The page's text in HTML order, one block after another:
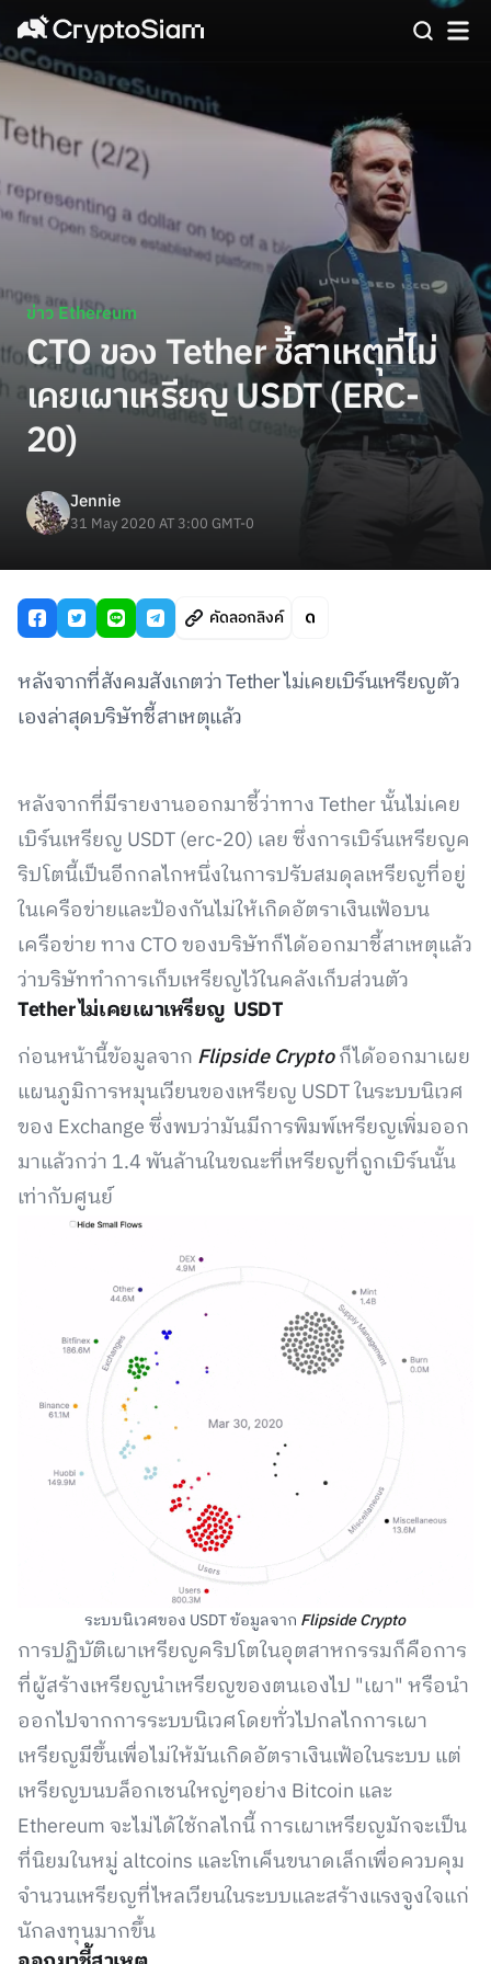
ข่าว Ethereum
CTO ของ Tether ชี้สาเหตุที่ไม่
เคยเผาเหรียญ​ USDT (ERC-
20)
Jennie
31 May 2020 AT 3:00 GMT-0
คัดลอกลิงค์
หลังจากที่สังคมสังเกตว่า Tether ไม่เคยเบิร์นเหรียญตัว
เองล่าสุดบริษัทชี้สาเหตุแล้ว
หลังจากที่มีรายงานออกมาชี้ว่าทาง Tether นั้นไม่เคย
เบิร์นเหรียญ USDT (erc-20) เลย ซึ่งการเบิร์นเหรียญค
ริปโตนี้เป็นอีกกลไกหนึ่งในการปรับสมดุลเหรียญที่อยู่
ในเครือข่ายและป้องกันไม่ให้เกิดอัตราเงินเฟ้อบน
เครือข่าย ทาง CTO ของบริษัทก็ได้ออกมาชี้สาเหตุแล้ว
ว่าบริษัททำการเก็บเหรียญไว้ในคลังเก็บส่วนตัว
Tether ไม่เคยเผาเหรียญ USDT
ก่อนหน้านี้ข้อมูลจาก Flipside Cryptoก็ได้ออกมาเผย
แผนภูมิการหมุนเวียนของเหรียญ USDT ในระบบนิเวศ
ของ Exchange ซึ่งพบว่ามันมีการพิมพ์เหรียญเพิ่มออก
มาแล้วกว่า 1.4 พันล้านในขณะที่เหรียญที่ถูกเบิร์นนั้น
เท่ากับศูนย์
ระบบนิเวศของ USDT ข้อมูลจาก Flipside Crypto
การปฏิบัติเผาเหรียญคริปโตในอุตสาหกรรมก็คือการ
ที่ผู้สร้างเหรียญนำเหรียญของตนเองไป "เผา" หรือนำ
ออกไปจากการระบบนิเวศโดยทั่วไปกลไกการเผา
เหรียญมีขึ้นเพื่อไม่ให้มันเกิดอัตราเงินเฟ้อในระบบ แต่
เหรียญบนบล็อกเชนใหญ่ๆอย่าง Bitcoin และ
Ethereum จะไม่ได้ใช้กลไกนี้ การเผาเหรียญมักจะเป็น
ที่นิยมในหมู่ altcoins และโทเค็นขนาดเล็กเพื่อควบคุม
จำนวนเหรียญที่ไหลเวียนในระบบและสร้างแรงจูงใจแก่
นักลงทุนมากขึ้น